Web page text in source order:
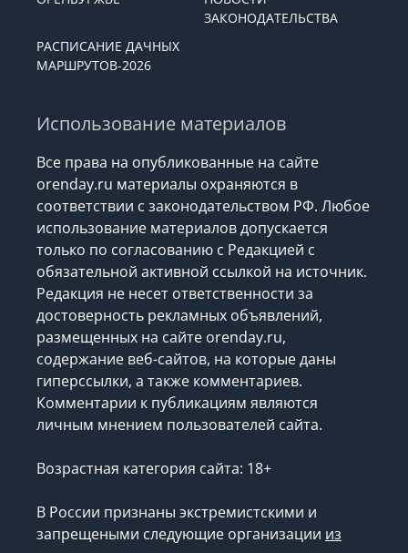
ЗАКОНОДАТЕЛЬСТВА
РАСПИСАНИЕ ДАЧНЫХ
МАРШРУТОВ-2026
Использование материалов
Все права на опубликованные на сайте
orenday.ru материалы охраняются в
соответствии с законодательством РФ. Любое
использование материалов допускается
только по согласованию с Редакцией с
обязательной активной ссылкой на источник.
Редакция не несет ответственности за
достоверность рекламных объявлений,
размещенных на сайте orenday.ru,
содержание веб-сайтов, на которые даны
гиперссылки, а также комментариев.
Комментарии к публикациям являются
личным мнением пользователей сайта.
Возрастная категория сайта: 18+
В России признаны экстремистскими и
запрещеными следующие организации из